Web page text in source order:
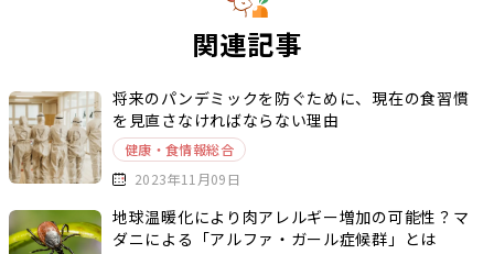
関連記事
将来のパンデミックを防ぐために、現在の食習慣
を見直さなければならない理由
健康・食情報総合
2023年11月09日
地球温暖化により肉アレルギー増加の可能性？マ
ダニによる「アルファ・ガール症候群」とは